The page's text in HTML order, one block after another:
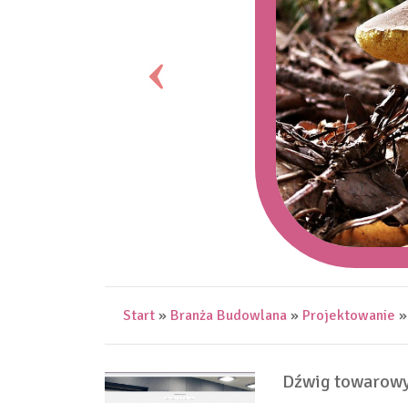
Start » Branża Budowlana » Projektowanie
Dźwig